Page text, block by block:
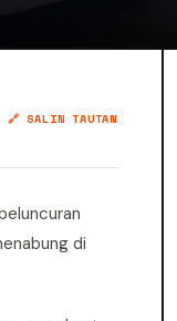
🔗 SALIN TAUTAN
di